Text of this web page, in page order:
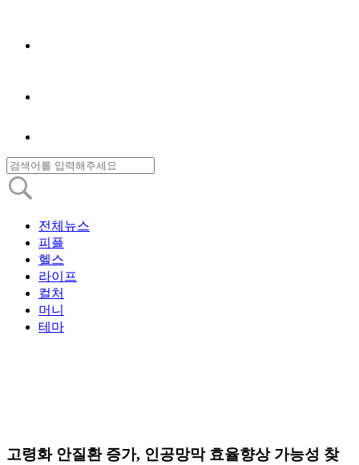
전체뉴스
피플
헬스
라이프
컬처
머니
테마
고령화 안질환 증가, 인공망막 효율향상 가능성 찾